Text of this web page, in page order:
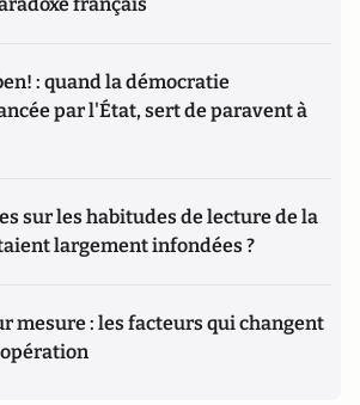
: quand la démocratie
par l'État, sert de paravent à
sur les habitudes de lecture de la
largement infondées ?
mesure : les facteurs qui changent